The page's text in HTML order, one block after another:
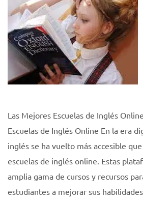
Las Mejores Escuelas de Inglés
Escuelas de Inglés Online En la era
inglés se ha vuelto más accesible
escuelas de inglés online. Estas
amplia gama de cursos y recursos
estudiantes a mejorar sus